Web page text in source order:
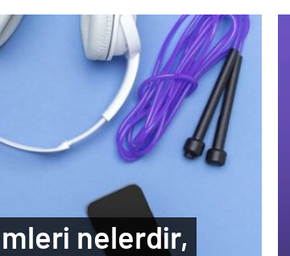
nelerdir,